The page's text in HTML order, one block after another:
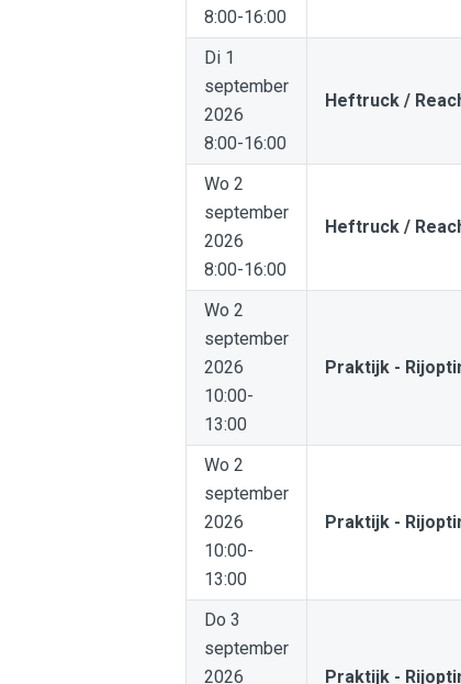
8:00-16:00
Di 1
september
2026
8:00-16:00
Heftruck /
Wo 2
september
2026
8:00-16:00
Heftruck /
Wo 2
september
2026
10:00-
13:00
Praktijk -
Wo 2
september
2026
10:00-
13:00
Praktijk -
Do 3
september
2026
Praktijk -